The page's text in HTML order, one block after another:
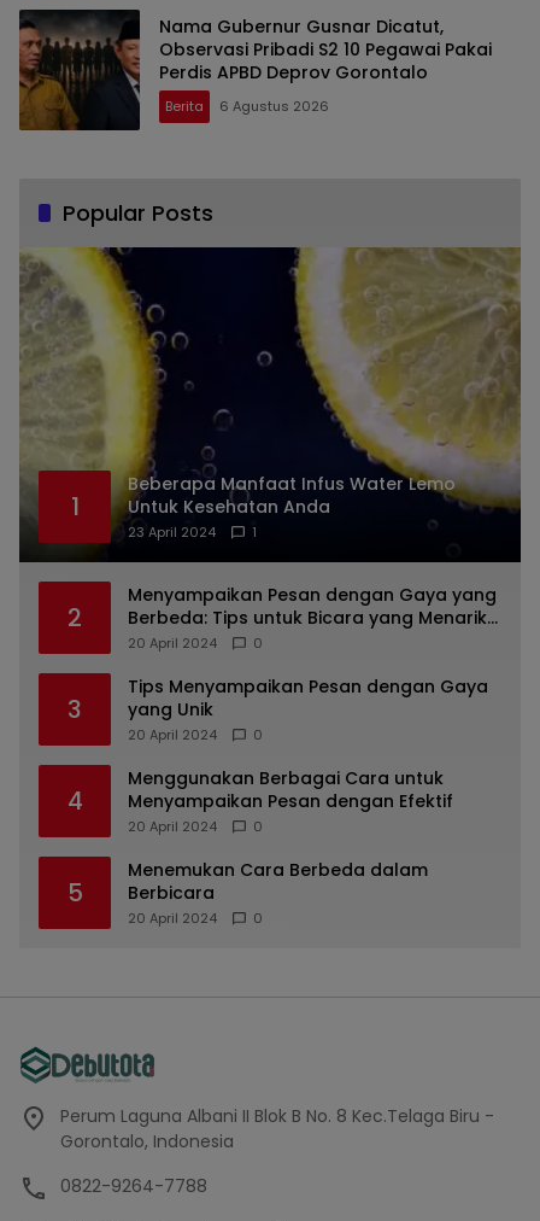
Nama Gubernur Gusnar Dicatut,
Observasi Pribadi S2 10 Pegawai Pakai
Perdis APBD Deprov Gorontalo
Berita 6 Agustus 2026
Popular Posts
1
Beberapa Manfaat Infus Water Lemo
Untuk Kesehatan Anda
23 April 2024 1
2
Menyampaikan Pesan dengan Gaya yang
Berbeda: Tips untuk Bicara yang Menarik
dan Unik
20 April 2024 0
3
Tips Menyampaikan Pesan dengan Gaya
yang Unik
20 April 2024 0
4
Menggunakan Berbagai Cara untuk
Menyampaikan Pesan dengan Efektif
20 April 2024 0
5
Menemukan Cara Berbeda dalam
Berbicara
20 April 2024 0
Perum Laguna Albani II Blok B No. 8 Kec.Telaga Biru -
Gorontalo, Indonesia
0822-9264-7788